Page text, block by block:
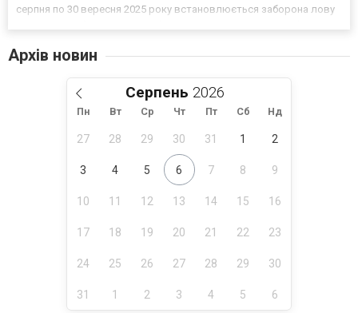
серпня по 30 вересня 2025 року встановлюється заборона лову
Архів новин
Серпень
Пн Вт Ср Чт Пт Сб Нд
27 28 29 30 31 1 2
3 4 5 6 7 8 9
10 11 12 13 14 15 16
17 18 19 20 21 22 23
24 25 26 27 28 29 30
31 1 2 3 4 5 6